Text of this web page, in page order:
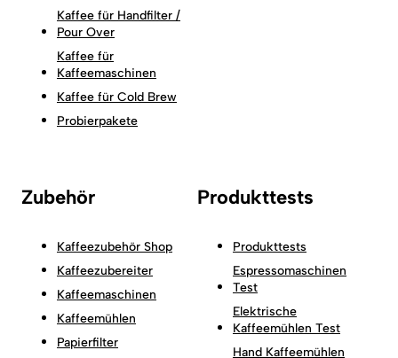
Kaffee für Handfilter /
Pour Over
Kaffee für
Kaffeemaschinen
Kaffee für Cold Brew
Probierpakete
Zubehör
Kaffeezubehör Shop
Kaffeezubereiter
Kaffeemaschinen
Kaffeemühlen
Papierfilter
Produkttests
Produkttests
Espressomaschinen
Test
Elektrische
Kaffeemühlen Test
Hand Kaffeemühlen